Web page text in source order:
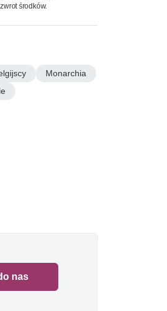
środków.
Monarchia
nas